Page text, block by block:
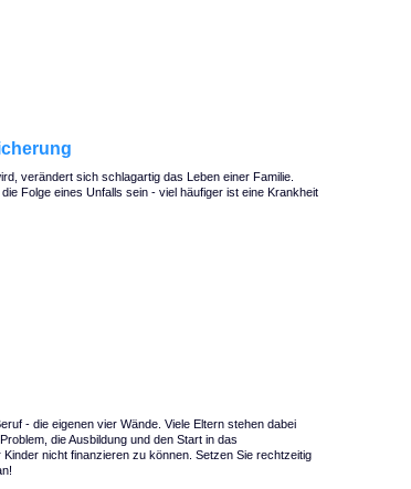
verändert sich schlagartig das Leben einer Familie.
Folge eines Unfalls sein - viel häufiger ist eine Krankheit
- die eigenen vier Wände. Viele Eltern stehen dabei
die Ausbildung und den Start in das
nicht finanzieren zu können. Setzen Sie rechtzeitig